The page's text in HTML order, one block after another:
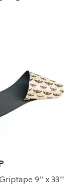
9'' x 33''